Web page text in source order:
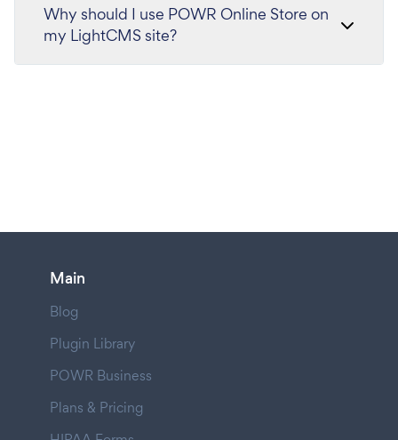
Why should I use POWR Online Store on
my LightCMS site?
Main
Blog
Plugin Library
POWR Business
Plans & Pricing